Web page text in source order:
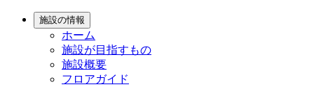
施設の情報
ホーム
施設が目指すもの
施設概要
フロアガイド